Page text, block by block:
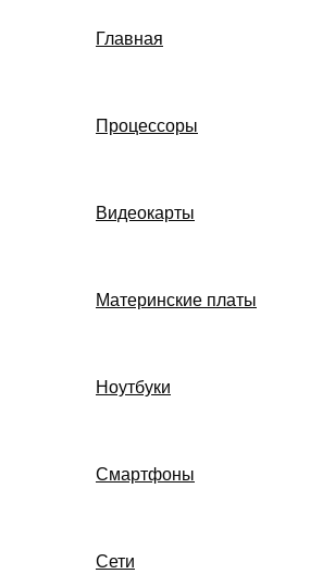
Главная
Процессоры
Видеокарты
Материнские платы
Ноутбуки
Смартфоны
Сети